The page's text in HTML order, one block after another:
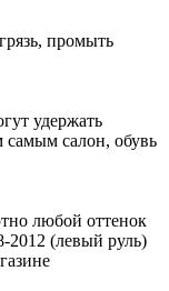
промыть
удержать
самым салон, обувь
любой оттенок
2012 (левый руль)